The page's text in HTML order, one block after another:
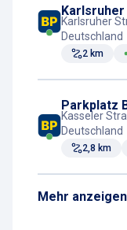
Karlsruher
Deutschland
2 km
Kasseler
Deutschland
2,8 km
Mehr anzeigen
Parkplatz